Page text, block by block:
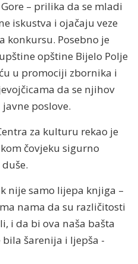
– prilika da se mladi
iskustva i ojačaju veze
konkursu. Posebno je
opštine Bijelo Polje
u promociji zbornika i
da se njihov
poslove.
za kulturu rekao je
čovjeku sigurno
nije samo lijepa knjiga –
nama da su različitosti
i da bi ova naša bašta
bila šarenija i ljepša -